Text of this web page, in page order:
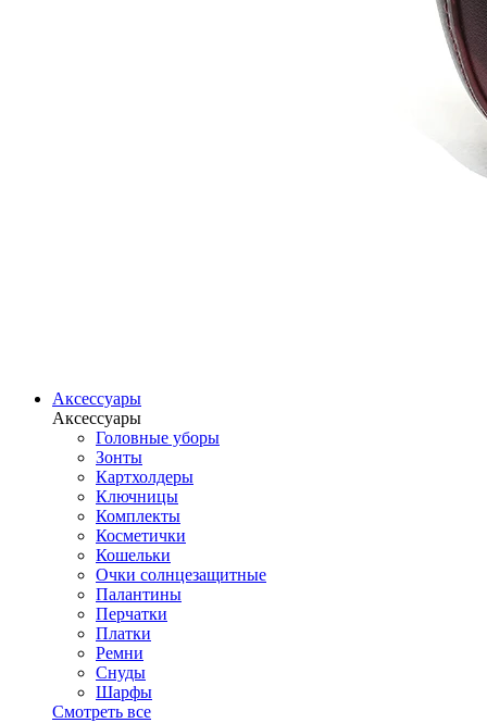
Аксессуары
Аксессуары
Головные уборы
Зонты
Картхолдеры
Ключницы
Комплекты
Косметички
Кошельки
Очки солнцезащитные
Палантины
Перчатки
Платки
Ремни
Снуды
Шарфы
Смотреть все